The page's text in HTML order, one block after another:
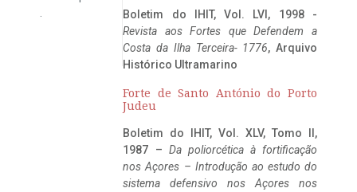
Boletim do IHIT, Vol. LVI, 1998 -
Revista aos Fortes que Defendem a
Costa da Ilha Terceira- 1776, Arquivo
Histórico Ultramarino
Forte de Santo António do Porto
Judeu
Boletim do IHIT, Vol. XLV, Tomo II,
1987 – Da poliorcética à fortificação
nos Açores – Introdução ao estudo do
sistema defensivo nos Açores nos